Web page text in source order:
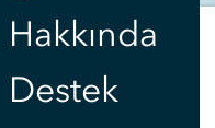
Hakkında
Destek